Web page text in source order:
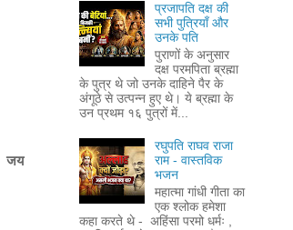
जय
प्रजापति दक्ष की
सभी पुत्रियाँ और
उनके पति
पुराणों के अनुसार
दक्ष परमपिता ब्रह्मा
के पुत्र थे जो उनके दाहिने पैर के
अंगूठे से उत्पन्न हुए थे। ये ब्रह्मा के
उन प्रथम १६ पुत्रों में...
रघुपति राघव राजा
राम - वास्तविक
भजन
महात्मा गांधी गीता का
एक श्लोक हमेशा
कहा करते थे - अहिंसा परमो धर्मः ,